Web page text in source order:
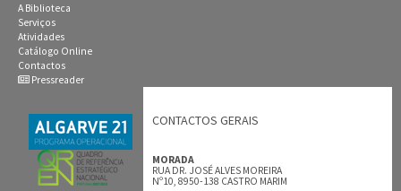
A Biblioteca
Serviços
Atividades
Catálogo Online
Contactos
Pressreader
CONTACTOS GERAIS
MORADA
RUA DR. JOSÉ ALVES MOREIRA
Nº10, 8950-138 CASTRO MARIM